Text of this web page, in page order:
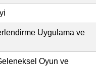
Uygulama ve
Oyun ve